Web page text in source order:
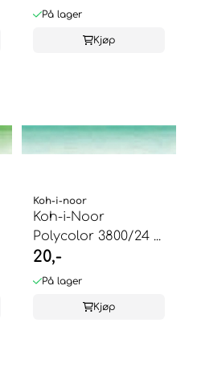
På lager
Kjøp
Koh-i-noor
Koh-i-Noor
Polycolor 3800/24 ...
20,-
På lager
Kjøp